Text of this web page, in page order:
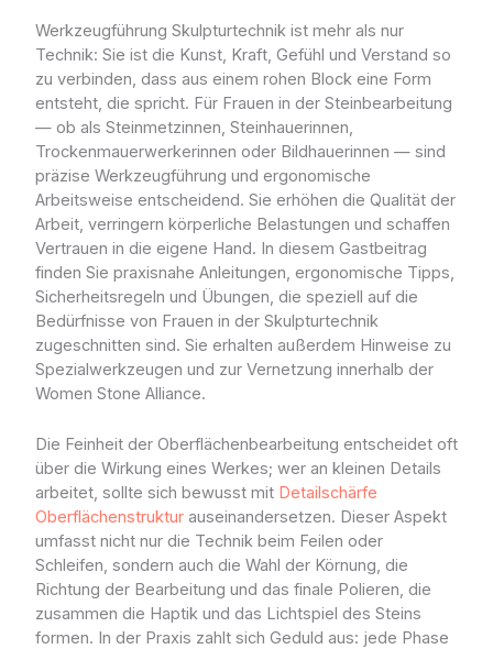
Werkzeugführung Skulpturtechnik ist mehr als nur
Technik: Sie ist die Kunst, Kraft, Gefühl und Verstand so
zu verbinden, dass aus einem rohen Block eine Form
entsteht, die spricht. Für Frauen in der Steinbearbeitung
— ob als Steinmetzinnen, Steinhauerinnen,
Trockenmauerwerkerinnen oder Bildhauerinnen — sind
präzise Werkzeugführung und ergonomische
Arbeitsweise entscheidend. Sie erhöhen die Qualität der
Arbeit, verringern körperliche Belastungen und schaffen
Vertrauen in die eigene Hand. In diesem Gastbeitrag
finden Sie praxisnahe Anleitungen, ergonomische Tipps,
Sicherheitsregeln und Übungen, die speziell auf die
Bedürfnisse von Frauen in der Skulpturtechnik
zugeschnitten sind. Sie erhalten außerdem Hinweise zu
Spezialwerkzeugen und zur Vernetzung innerhalb der
Women Stone Alliance.
Die Feinheit der Oberflächenbearbeitung entscheidet oft
über die Wirkung eines Werkes; wer an kleinen Details
arbeitet, sollte sich bewusst mit Detailschärfe
Oberflächenstrukturauseinandersetzen. Dieser Aspekt
umfasst nicht nur die Technik beim Feilen oder
Schleifen, sondern auch die Wahl der Körnung, die
Richtung der Bearbeitung und das finale Polieren, die
zusammen die Haptik und das Lichtspiel des Steins
formen. In der Praxis zahlt sich Geduld aus: jede Phase